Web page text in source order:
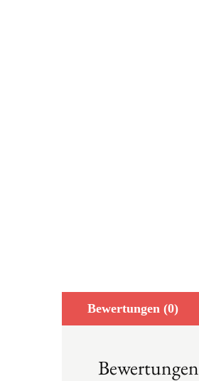
Bewertungen (0)
Bewertungen